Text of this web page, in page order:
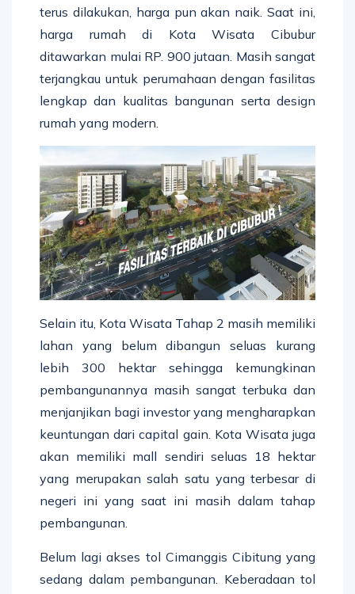
terus dilakukan, harga pun akan naik. Saat ini,
harga rumah di Kota Wisata Cibubur
ditawarkan mulai RP. 900 jutaan. Masih sangat
terjangkau untuk perumahaan dengan fasilitas
lengkap dan kualitas bangunan serta design
rumah yang modern.
Selain itu, Kota Wisata Tahap 2 masih memiliki
lahan yang belum dibangun seluas kurang
lebih 300 hektar sehingga kemungkinan
pembangunannya masih sangat terbuka dan
menjanjikan bagi investor yang mengharapkan
keuntungan dari capital gain. Kota Wisata juga
akan memiliki mall sendiri seluas 18 hektar
yang merupakan salah satu yang terbesar di
negeri ini yang saat ini masih dalam tahap
pembangunan.
Belum lagi akses tol Cimanggis Cibitung yang
sedang dalam pembangunan. Keberadaan tol